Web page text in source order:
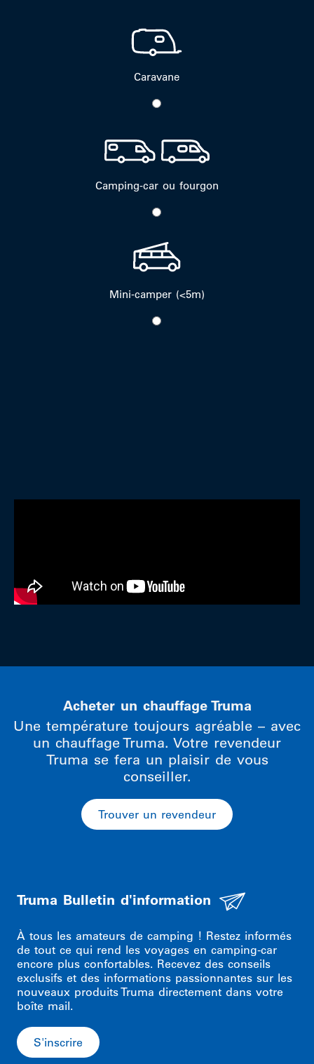
Caravane
Camping-car ou fourgon
Mini-camper (<5m)
Acheter un chauffage Truma
Une température toujours agréable – avec
un chauffage Truma. Votre revendeur
Truma se fera un plaisir de vous
conseiller.
Trouver un revendeur
Truma Bulletin d'information
À tous les amateurs de camping ! Restez informés
de tout ce qui rend les voyages en camping-car
encore plus confortables. Recevez des conseils
exclusifs et des informations passionnantes sur les
nouveaux produits Truma directement dans votre
boîte mail.
S'inscrire